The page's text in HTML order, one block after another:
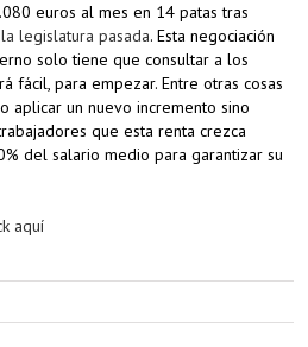
euros al mes en 14 patas tras
legislatura pasada. Esta negociación
solo tiene que consultar a los
fácil, para empezar. Entre otras cosas
aplicar un nuevo incremento sino
que esta renta crezca
del salario medio para garantizar su
aquí